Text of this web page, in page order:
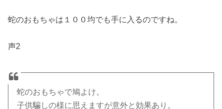
蛇のおもちゃは１００均でも手に入るのですね。
声2
蛇のおもちゃで鳩よけ。
子供騙しの様に思えますが意外と効果あり。